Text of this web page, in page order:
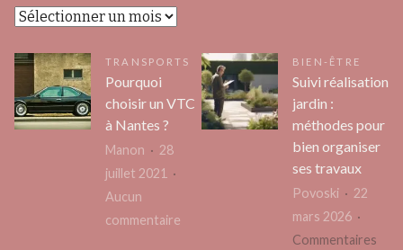
Archives
TRANSPORTS
Pourquoi
choisir un VTC
à Nantes ?
Manon
28
juillet 2021
Aucun
commentaire
BIEN-ÊTRE
Suivi réalisation
jardin :
méthodes pour
bien organiser
ses travaux
Povoski
22
mars 2026
Commentaires